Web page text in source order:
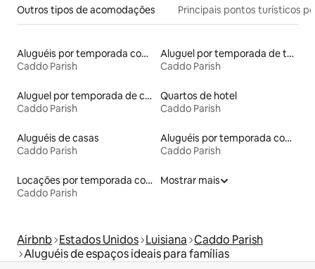
Outros tipos de acomodações Principais pontos turísticos
Aluguéis por temporada com acesso ao lago
Caddo Parish
Aluguel por temporada de townhouses
Caddo Parish
Aluguel por temporada de casas de hóspedes
Caddo Parish
Quartos de hotel
Caddo Parish
Aluguéis de casas
Caddo Parish
Aluguéis por temporada com banheira de hidromassagem
Caddo Parish
Locações por temporada com piscina
Caddo Parish
Mostrar mais
Airbnb Estados Unidos Luisiana Caddo Parish
Aluguéis de espaços ideais para famílias